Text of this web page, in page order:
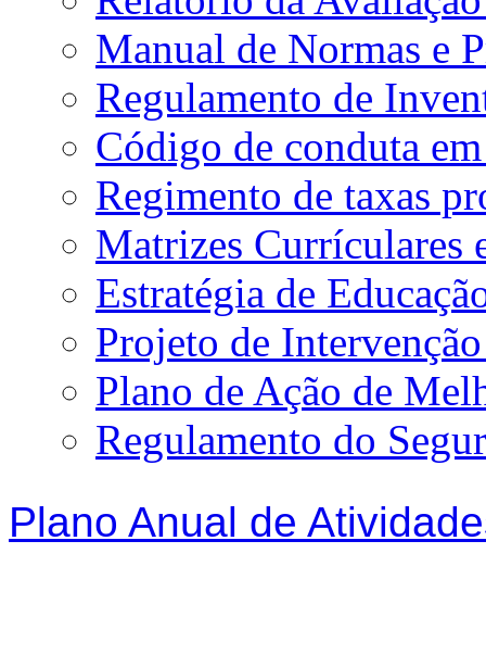
Manual de Normas e
Regulamento de
Código de conduta
Regimento de taxas
Matrizes Currículares
Estratégia de
Projeto de
Plano de Ação de
Regulamento do
Plano Anual de